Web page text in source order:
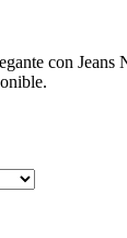
con Jeans